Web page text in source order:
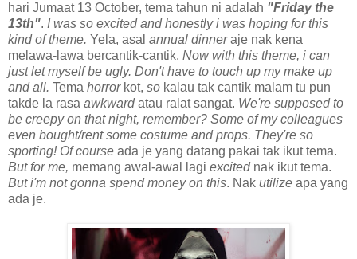
hari Jumaat 13 October, tema tahun ni adalah "Friday the
13th". I was so excited and honestly i was hoping for this
kind of theme. Yela, asal annual dinneraje nak kena
melawa-lawa bercantik-cantik. Now with this theme, i can
just let myself be ugly. Don't have to touch up my make up
and all. Tema horrorkot, so kalau tak cantik malam tu pun
takde la rasa awkwardatau ralat sangat. We're supposed to
be creepy on that night, remember? Some of my colleagues
even bought/rent some costume and props. They're so
sporting! Of course ada je yang datang pakai tak ikut tema.
But for me, memang awal-awal lagi excited nak ikut tema.
But i'm not gonna spend money on this. Nak utilize apa yang
ada je.